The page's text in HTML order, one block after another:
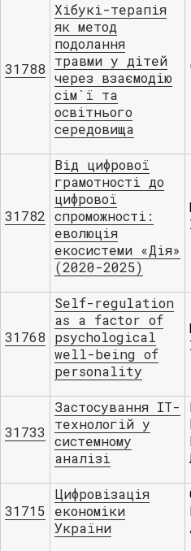
31788
Хібукі-терапія
як метод
подолання
травми у дітей
через взаємодію
сім`ї та
освітнього
середовища
31782
Від цифрової
грамотності до
цифрової
спроможності:
еволюція
екосистеми «Дія»
(2020-2025)
31768
Self-regulation
as a factor of
psychological
well-being of
personality
31733
Застосування ІТ-
технологій у
системному
аналізі
31715
Цифровізація
економіки
України